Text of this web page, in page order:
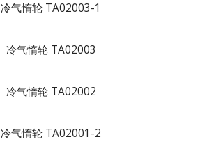
冷气惰轮 TA02003-1
冷气惰轮 TA02003
冷气惰轮 TA02002
冷气惰轮 TA02001-2